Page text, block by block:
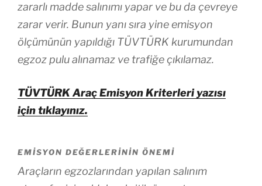
zararlı madde salınımı yapar ve bu da çevreye
zarar verir. Bunun yanı sıra yine emisyon
ölçümünün yapıldığı TÜVTÜRK kurumundan
egzoz pulu alınamaz ve trafiğe çıkılamaz.
TÜVTÜRK Araç Emisyon Kriterleri yazısı
için tıklayınız.
EMISYON DEĞERLERININ ÖNEMI
Araçların egzozlarından yapılan salınım